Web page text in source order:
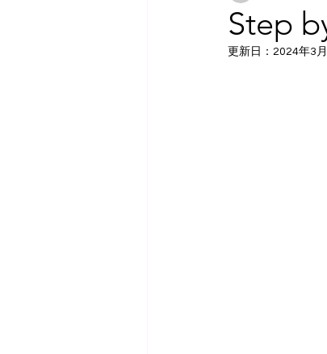
Step
更新日： 2024年3